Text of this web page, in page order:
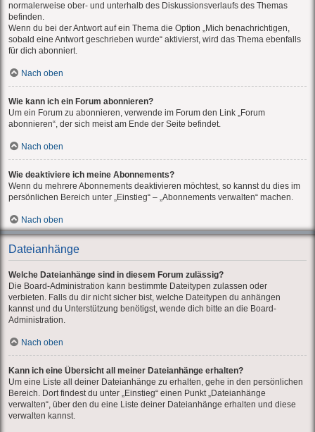
normalerweise ober- und unterhalb des Diskussionsverlaufs des Themas
befinden.
Wenn du bei der Antwort auf ein Thema die Option „Mich benachrichtigen,
sobald eine Antwort geschrieben wurde“ aktivierst, wird das Thema ebenfalls
für dich abonniert.
Nach oben
Wie kann ich ein Forum abonnieren?
Um ein Forum zu abonnieren, verwende im Forum den Link „Forum
abonnieren“, der sich meist am Ende der Seite befindet.
Nach oben
Wie deaktiviere ich meine Abonnements?
Wenn du mehrere Abonnements deaktivieren möchtest, so kannst du dies im
persönlichen Bereich unter „Einstieg“ – „Abonnements verwalten“ machen.
Nach oben
Dateianhänge
Welche Dateianhänge sind in diesem Forum zulässig?
Die Board-Administration kann bestimmte Dateitypen zulassen oder
verbieten. Falls du dir nicht sicher bist, welche Dateitypen du anhängen
kannst und du Unterstützung benötigst, wende dich bitte an die Board-
Administration.
Nach oben
Kann ich eine Übersicht all meiner Dateianhänge erhalten?
Um eine Liste all deiner Dateianhänge zu erhalten, gehe in den persönlichen
Bereich. Dort findest du unter „Einstieg“ einen Punkt „Dateianhänge
verwalten“, über den du eine Liste deiner Dateianhänge erhalten und diese
verwalten kannst.